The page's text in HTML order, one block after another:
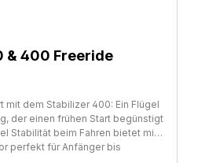
& 400 Freeride
mit dem Stabilizer 400: Ein Flügel
der einen frühen Start begünstigt
Stabilität beim Fahren bietet mit
perfekt für Anfänger bis